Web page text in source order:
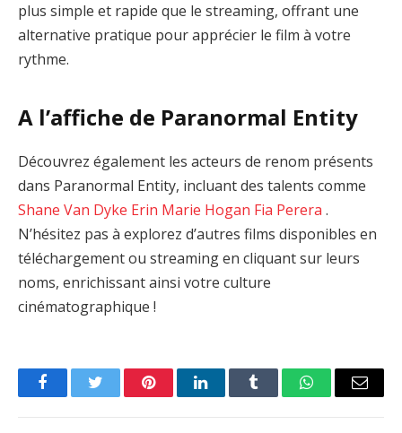
plus simple et rapide que le streaming, offrant une
alternative pratique pour apprécier le film à votre
rythme.
A l’affiche de Paranormal Entity
Découvrez également les acteurs de renom présents
dans Paranormal Entity, incluant des talents comme
Shane Van Dyke Erin Marie Hogan Fia Perera .
N’hésitez pas à explorez d’autres films disponibles en
téléchargement ou streaming en cliquant sur leurs
noms, enrichissant ainsi votre culture
cinématographique !
FacebookTwitter PinterestLinkedInTumblr WhatsAppEmail